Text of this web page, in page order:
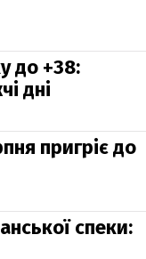
до +38:
дні
пригріє до
спеки: